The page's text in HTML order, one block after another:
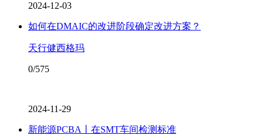
2024-12-03
如何在DMAIC的改进阶段确定改进方案？
天行健西格玛
0/575
2024-11-29
新能源PCBA丨在SMT车间检测标准